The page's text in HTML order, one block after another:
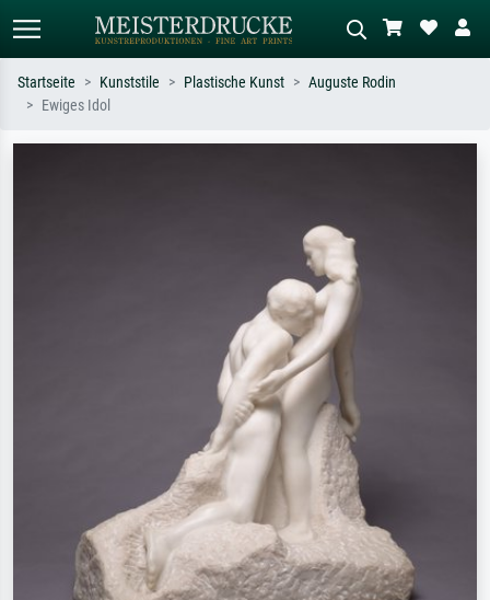
Startseite Kunststile Plastische Kunst
Auguste Rodin
Ewiges Idol